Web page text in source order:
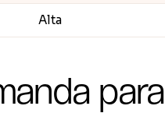
Alta
para